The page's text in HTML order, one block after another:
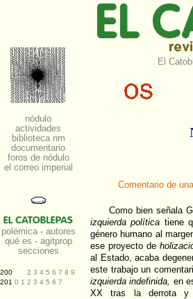
El
Comentario de
Como bien señala
izquierda política tiene
género humano al
ese proyecto de
al Estado, acaba
este trabajo un
izquierda indefinida, en
XX tras la derrota y